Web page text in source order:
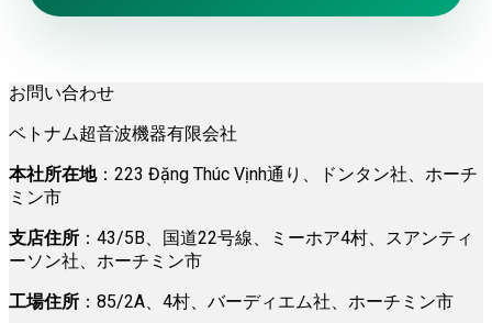
お問い合わせ
ベトナム超音波機器有限会社
本社所在地：223 Đặng Thúc Vịnh通り、ドンタン社、ホーチ
ミン市
支店住所 ：43/5B、国道22号線、ミーホア4村、スアンティ
ーソン社、ホーチミン市
工場住所 ：85/2A、4村、バーディエム社、ホーチミン市